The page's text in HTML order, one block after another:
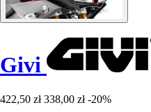
Givi
422,50 zł 338,00 zł -20%